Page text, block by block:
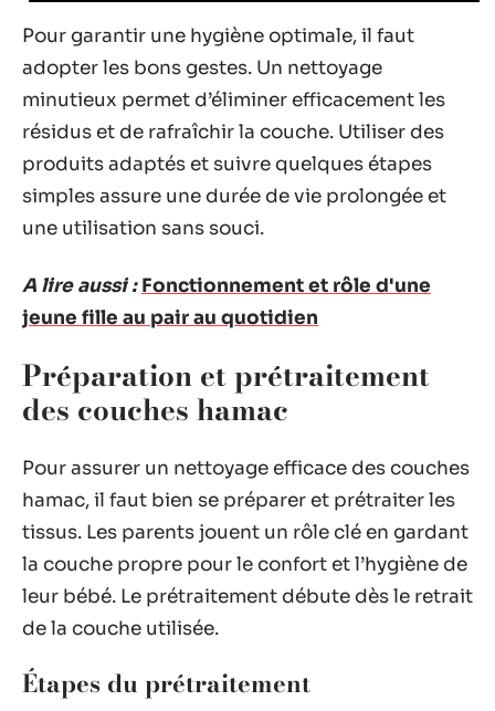
Pour garantir une hygiène optimale, il faut
adopter les bons gestes. Un nettoyage
minutieux permet d’éliminer efficacement les
résidus et de rafraîchir la couche. Utiliser des
produits adaptés et suivre quelques étapes
simples assure une durée de vie prolongée et
une utilisation sans souci.
A lire aussi : Fonctionnement et rôle d'une
jeune fille au pair au quotidien
Préparation et prétraitement
des couches hamac
Pour assurer un nettoyage efficace des couches
hamac, il faut bien se préparer et prétraiter les
tissus. Les parents jouent un rôle clé en gardant
la couche propre pour le confort et l’hygiène de
leur bébé. Le prétraitement débute dès le retrait
de la couche utilisée.
Étapes du prétraitement